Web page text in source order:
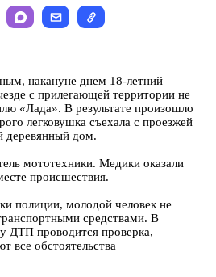
накануне днем 18-летний
с прилегающей территории не
«Лада». В результате произошло
легковушка съехала с проезжей
деревянный дом.
мототехники. Медики оказали
происшествия.
полиции, молодой человек не
средствами. В
ДТП проводится проверка,
все обстоятельства